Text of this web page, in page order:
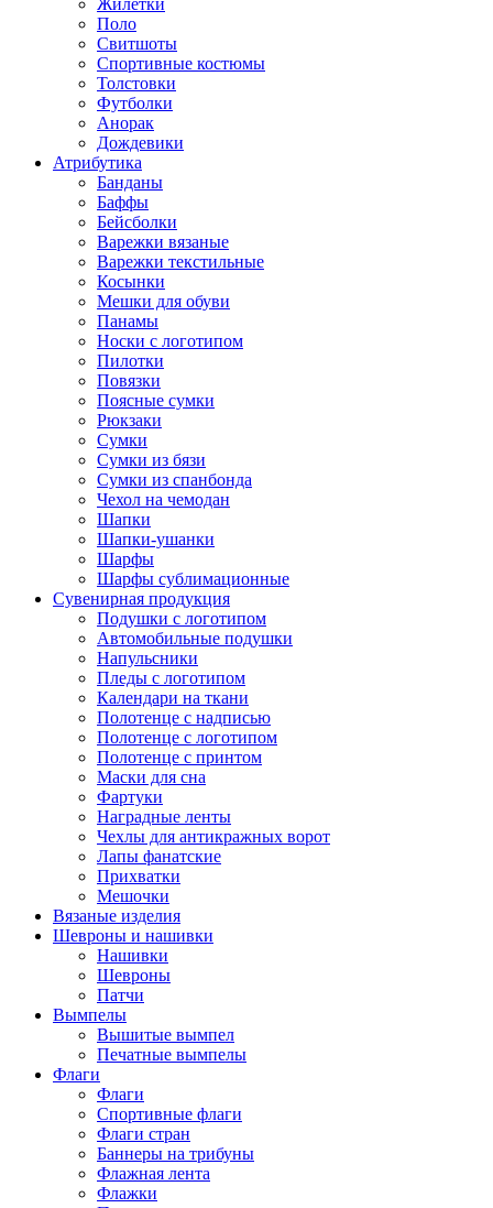
Поло
Свитшоты
Спортивные костюмы
Толстовки
Футболки
Анорак
Дождевики
Атрибутика
Банданы
Баффы
Бейсболки
Варежки вязаные
Варежки текстильные
Косынки
Мешки для обуви
Панамы
Носки с логотипом
Пилотки
Повязки
Поясные сумки
Рюкзаки
Сумки
Сумки из бязи
Сумки из спанбонда
Чехол на чемодан
Шапки
Шапки-ушанки
Шарфы
Шарфы сублимационные
Сувенирная продукция
Подушки с логотипом
Автомобильные подушки
Напульсники
Пледы с логотипом
Календари на ткани
Полотенце с надписью
Полотенце с логотипом
Полотенце с принтом
Маски для сна
Фартуки
Наградные ленты
Чехлы для антикражных ворот
Лапы фанатские
Прихватки
Мешочки
Вязаные изделия
Шевроны и нашивки
Нашивки
Шевроны
Патчи
Вымпелы
Вышитые вымпел
Печатные вымпелы
Флаги
Флаги
Спортивные флаги
Флаги стран
Баннеры на трибуны
Флажная лента
Флажки